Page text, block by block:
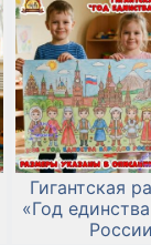
Гигантская
«Год